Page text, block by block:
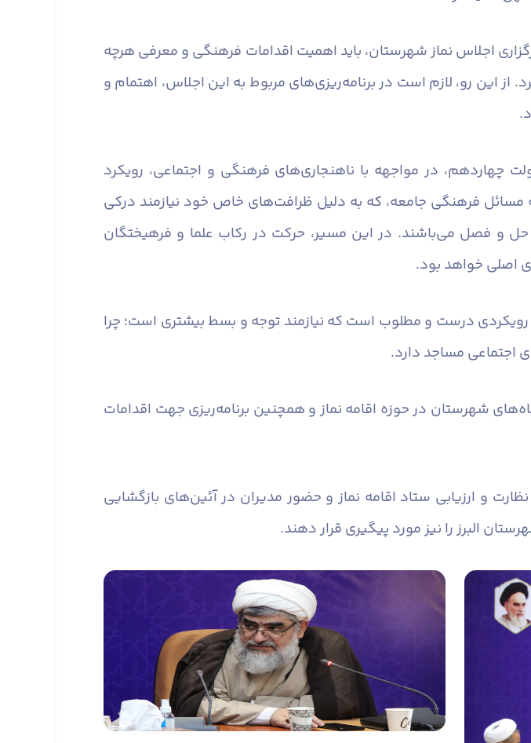
اجلاس نماز شهرستان، باید اهمیت اقدامات فرهنگی و معرفی هرچه
از این رو، لازم است در برنامه‌ریزی‌های مربوط به این اجلاس، اهتمام و
چهاردهم، در مواجهه با ناهنجاری‌های فرهنگی و اجتماعی، رویکرد
مسائل فرهنگی جامعه، که به دلیل ظرافت‌های خاص خود نیازمند درکی
و فصل می‌باشند. در این مسیر، حرکت در رکاب علما و فرهیختگان
اصلی خواهد بود.
درست و مطلوب است که نیازمند توجه و بسط بیشتری است؛ چرا
اجتماعی مساجد دارد.
شهرستان در حوزه اقامه نماز و همچنین برنامه‌ریزی جهت اقدامات
و ارزیابی ستاد اقامه نماز و حضور مدیران در آئین‌های بازگشایی
البرز را نیز مورد پیگیری قرار دهند.